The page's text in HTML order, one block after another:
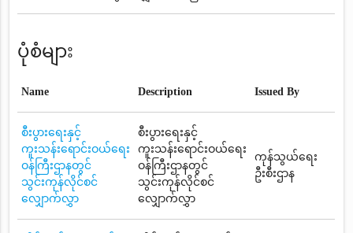
ပုံစံများ
Name Description Issued By
စီးပွားရေးနှင့်
ကူးသန်းရောင်းဝယ်ရေး
ဝန်ကြီးဌာနတွင်
သွင်းကုန်လိုင်စင်
လျှောက်လွှာ
စီးပွားရေးနှင့်
ကူးသန်းရောင်းဝယ်ရေး
ဝန်ကြီးဌာနတွင်
သွင်းကုန်လိုင်စင်
လျှောက်လွှာ
ကုန်သွယ်ရေး
ဦးစီးဌာန